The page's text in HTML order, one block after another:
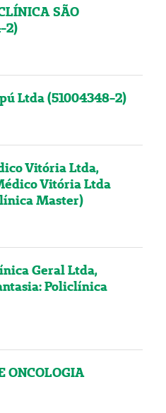
SÃO
2)
Ltda (51004348-2)
Vitória Ltda,
Vitória Ltda
Master)
Geral Ltda,
Policlínica
ONCOLOGIA